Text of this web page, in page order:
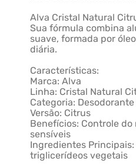
Alva Cristal Natural
Sua fórmula combina
suave, formada por
diária.
Características:
Marca: Alva
Linha: Cristal Natural
Categoria: Desodorante
Versão: Citrus
Benefícios: Controle
sensíveis
Ingredientes
triglicerídeos vegetais